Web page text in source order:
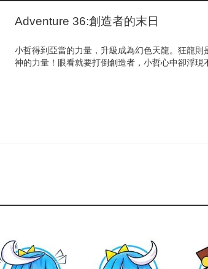
Adventure 36:創造者的末日
小哲得到亞當的力量，升級成為幻色天龍。狂龍
神的力量！眼看就要打倒創造者，小哲心中卻浮